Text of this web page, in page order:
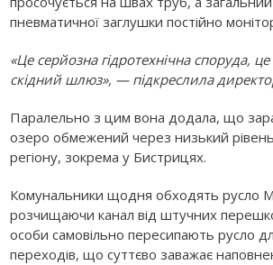
пневматичної заглушки постійно
«Це серйозна гідротехнічна споруда,
скідний шлюз», — підкреслила
Паралельно з цим вона додала, що
озеро обмежений через низький рівень
регіону, зокрема у Бистрицях.
Комунальники щодня обходять русло
розчищаючи канал від штучних
особи самовільно пересипають русло
переходів, що суттєво заважає